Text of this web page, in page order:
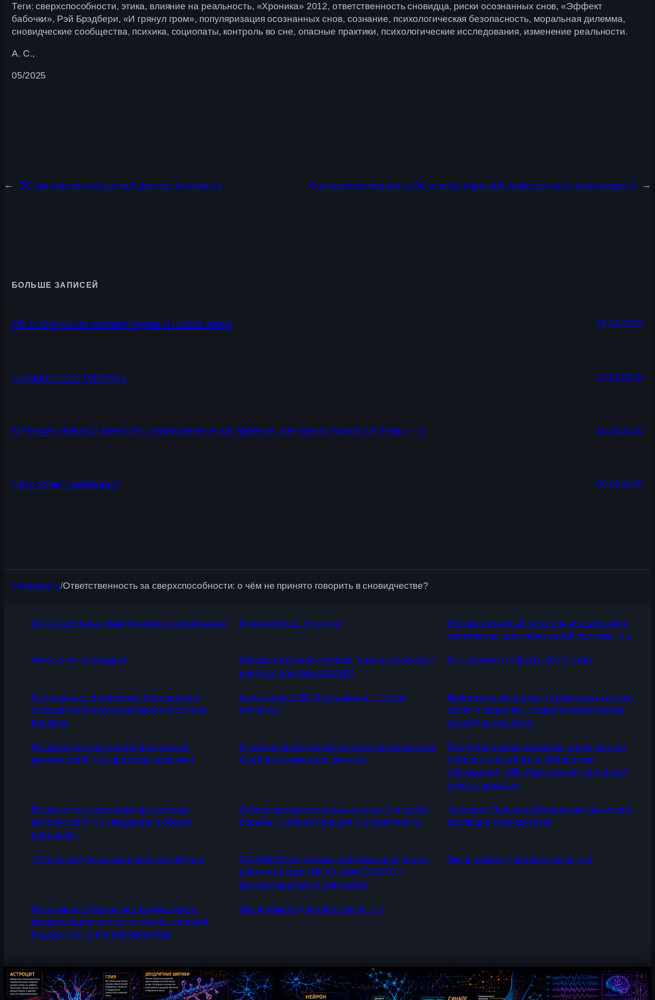
Теги: сверхспособности, этика, влияние на реальность, «Хроника» 2012, ответственность сновидца, риски осознанных снов, «Эффект
бабочки», Рэй Брэдбери, «И грянул гром», популяризация осознанных снов, сознание, психологическая безопасность, моральная дилемма,
сновидческие сообщества, психика, социопаты, контроль во сне, опасные практики, психологические исследования, изменение реальности.
А. С.,
05/2025
← ОС как магазин сладостей: детство не вернуть Сверхъестественное в ОС и петля обратной связи: во что и зачем верить? →
БОЛЬШЕ ЗАПИСЕЙ
Об отключении комментариев и новой эпохе 29.09.2025
Герман Гессе: Гертруда 21.09.2025
Метакогнитивный контроль сновидений и настроения: две грани одной системы, ч.1 16.09.2025
Чего хочет сновидец? 06.09.2025
Osnauka.ru/Ответственность за сверхспособности: о чём не принято говорить в сновидчестве?
Об отключении комментариев и новой эпохе Герман Гессе: Гертруда
Метакогнитивный контроль сновидений и
настроения: две грани одной системы, ч.1
Чего хочет сновидец?
Метакогнитивное топливо: анализ успехов и
неудач в практике ОС/ВТО
Я — начало (I origins), 2014, США
Осознанные сновидения без спешки и
страдания: культура размеренности вне
времени
Спонтанные ОС без практики — в чём
причина?
Новости по вики-базе, отрывки из статей о
целях и правилах, создании материалов,
сновидческой этике
Развитие метакогниций при помощи
микроусилий, ч.2 (примеры практики)
О рисках чрезмерной толерантности или как
Онейрона изменила мои сны
Рождение новых проектов: новая версия
нейросети Онейрона, библиотека
обсуждений, Wiki-база знаний, этический
кодекс сновидца
Развитие метакогниций при помощи
микроусилий, ч.1 (введение и общие
принципы)
Стресс против осознанных снов: 3 способа
борьбы, 1 общий принцип и 2 компонента
Человек с бульвара Капуцинов как символ
эволюции сновидчества
12 советов для начинающих сновидцев
ОС-ОБОЗ №1: автоматизированный расчет
рейтингов групп ВК по теме ОС/ВТО с
комментариями от нейросети
Эксперимент длиной в жизнь, ч.8
Разотождествление как форма опыта,
маскирующая чистое сознание, силовой
подход к ОС и его альтернатива
Эксперимент длиной в жизнь, ч.7